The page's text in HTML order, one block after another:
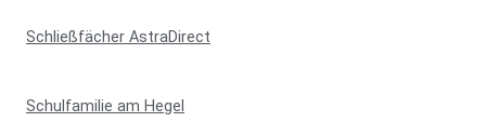
Schließfächer AstraDirect
Schulfamilie am Hegel